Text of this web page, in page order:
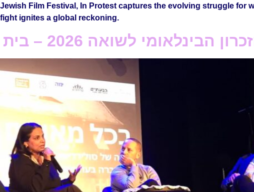
Film Festival, In Protest captures the evolving struggle for
ignites a global reckoning.
לשואה 2026 – בית לוחמי הגטאות בגבעתיים